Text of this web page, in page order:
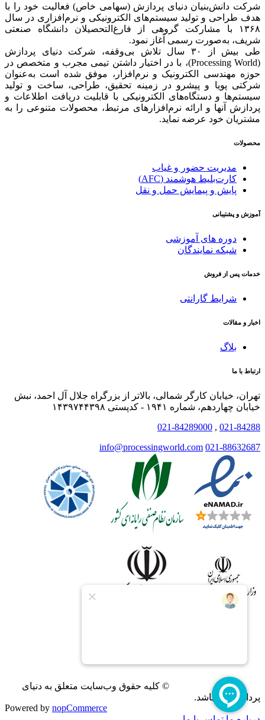
شرکت دانش‌بنیان دنیای پردازش (سهامی خاص) فعالیت خود را با
هدف طراحی و تولید سیستم‌های الکترونیکی و نرم‌افزاری در سال
۱۳۶۸ با مشارکت گروهی از فارغ‌التحصیلان دانشگاه صنعتی
شریف، به‌صورت رسمی آغاز نمود.
طی بیش از ۳۰ سال تلاش بی‌وقفه، شرکت دنیای پردازش
(Processing World)، با در اختیار داشتن تیمی مجرب و متخصص در
حوزه مهندسی الکترونیک و نرم‌افزار، موفق شده است به‌عنوان
شرکتی پویا و پیشرو در زمینه‌ تحقیق، طراحی، ساخت و تولید
سیستم‌ها و دستگاه‌های الکترونیکی با قابلیت دریافت اطلاعات و
پردازش آنها و ارائه‌ نرم‌افزارهای مرتبط، محصولات متنوعی را به
مشتریان خود عرضه نماید.
محصولات
مدیریت حضور و غیاب
کارت‌بلیط هوشمند (AFC)
پایش و پیمایش حمل و نقل
آموزش و پشتیبانی
دوره های آموزشی
شبکه نمایندگان
خدمات پس از فروش
شرایط گارانتی
اخبار و مقالات
بلاگ
ارتباط با ما
تهران، خیابان کارگر شمالی، بالاتر از بزرگراه جلال آل احمد، نبش
خیابان چهاردهم، شماره ۱۹۴۱ - کدپستی ۱۴۳۹۷۴۴۳۹۸
021-84288
,
021-84289000
021-88632687
info@processingworld.com
© کلیه حقوق وب‌سایت متعلق به دنیای
پردازش می‌باشد.
Powered by nopCommerce